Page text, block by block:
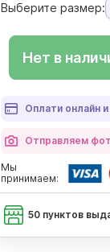
Выберите размер:
Нет в
Оплати онлайн
Отправляем
Мы
принимаем:
50 пунктов